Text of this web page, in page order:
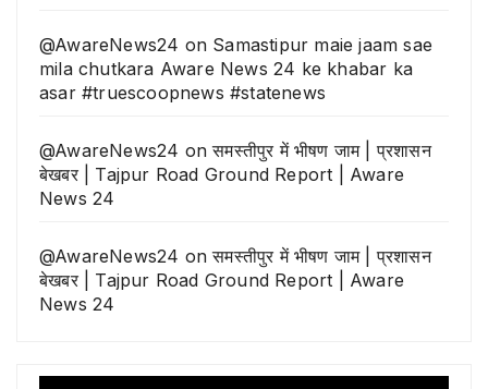
@AwareNews24 on Samastipur maie jaam sae
mila chutkara Aware News 24 ke khabar ka
asar #truescoopnews #statenews
@AwareNews24 onसमस्तीपुर में भीषण जाम | प्रशासन
बेखबर | Tajpur Road Ground Report | Aware
News 24
@AwareNews24 onसमस्तीपुर में भीषण जाम | प्रशासन
बेखबर | Tajpur Road Ground Report | Aware
News 24